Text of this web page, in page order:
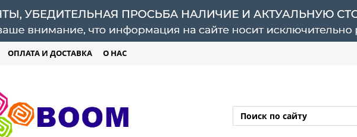
ОПЛАТА И ДОСТАВКА О НАС